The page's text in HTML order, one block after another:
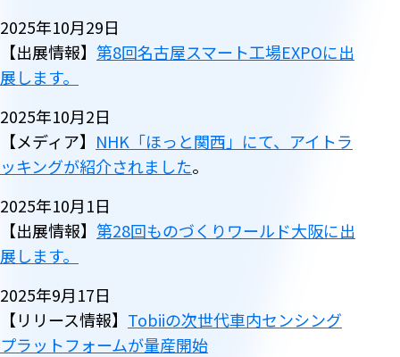
2025年10月29日
【出展情報】 第8回名古屋スマート工場EXPOに出
展します。
2025年10月2日
【メディア】 NHK「ほっと関西」にて、アイトラ
ッキングが紹介されました。
2025年10月1日
【出展情報】 第28回ものづくりワールド大阪に出
展します。
2025年9月17日
【リリース情報】 Tobiiの次世代車内センシング
プラットフォームが量産開始